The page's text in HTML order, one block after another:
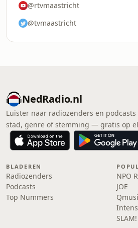
@rtvmaastricht
@tvmaastricht
NedRadio.nl
Luister naar radiozenders en
stad, genre of stemming — gratis op
BLADEREN
Radiozenders
Podcasts
Top Nummers
NPO
JOE